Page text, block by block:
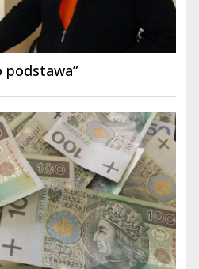
podstawa”